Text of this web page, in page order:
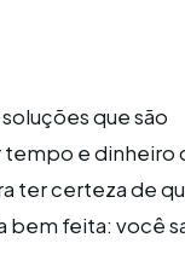
que são
tempo e dinheiro
ter certeza de
bem feita: você